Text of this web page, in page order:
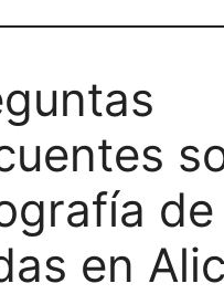
de
en